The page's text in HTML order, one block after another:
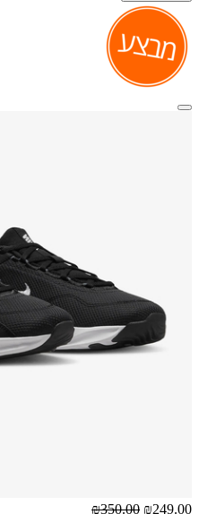
₪249.00
₪350.00